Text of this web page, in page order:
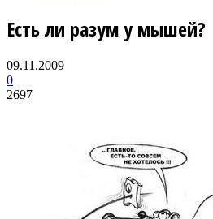
Есть ли разум у мышей?
09.11.2009
0
2697